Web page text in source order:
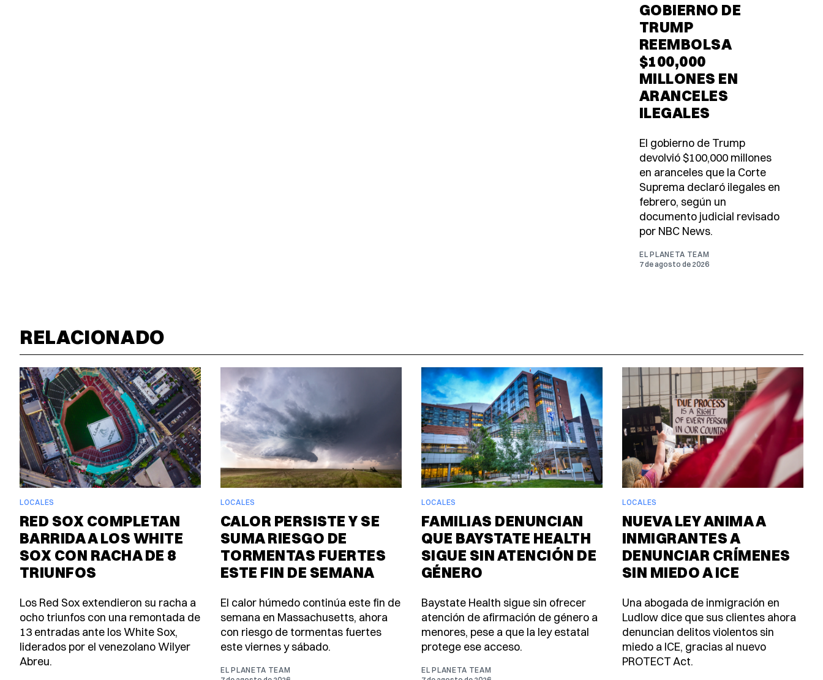
GOBIERNO DE
TRUMP
REEMBOLSA
$100,000
MILLONES EN
ARANCELES
ILEGALES
El gobierno de Trump
devolvió $100,000 millones
en aranceles que la Corte
Suprema declaró ilegales en
febrero, según un
documento judicial revisado
por NBC News.
EL PLANETA TEAM
7 de agosto de 2026
RELACIONADO
LOCALES
RED SOX COMPLETAN
BARRIDA A LOS WHITE
SOX CON RACHA DE 8
TRIUNFOS
Los Red Sox extendieron su racha a
ocho triunfos con una remontada de
13 entradas ante los White Sox,
liderados por el venezolano Wilyer
Abreu.
LOCALES
CALOR PERSISTE Y SE
SUMA RIESGO DE
TORMENTAS FUERTES
ESTE FIN DE SEMANA
El calor húmedo continúa este fin de
semana en Massachusetts, ahora
con riesgo de tormentas fuertes
este viernes y sábado.
EL PLANETA TEAM
LOCALES
FAMILIAS DENUNCIAN
QUE BAYSTATE HEALTH
SIGUE SIN ATENCIÓN DE
GÉNERO
Baystate Health sigue sin ofrecer
atención de afirmación de género a
menores, pese a que la ley estatal
protege ese acceso.
EL PLANETA TEAM
LOCALES
NUEVA LEY ANIMA A
INMIGRANTES A
DENUNCIAR CRÍMENES
SIN MIEDO A ICE
Una abogada de inmigración en
Ludlow dice que sus clientes ahora
denuncian delitos violentos sin
miedo a ICE, gracias al nuevo
PROTECT Act.